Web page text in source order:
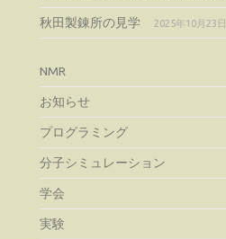
秋田製錬所の見学 2025年10月23日
NMR
お知らせ
プログラミング
分子シミュレーション
学会
実験